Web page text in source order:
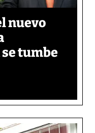
nuevo
tumbe